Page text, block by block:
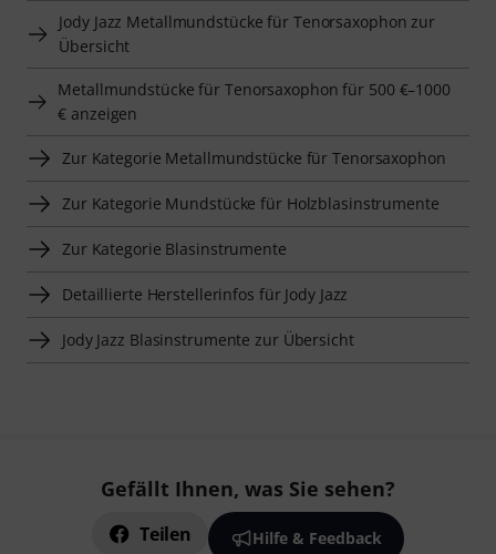
Jody Jazz Metallmundstücke für Tenorsaxophon zur
Übersicht
Metallmundstücke für Tenorsaxophon für 500 €–1000
€ anzeigen
Zur Kategorie Metallmundstücke für Tenorsaxophon
Zur Kategorie Mundstücke für Holzblasinstrumente
Zur Kategorie Blasinstrumente
Detaillierte Herstellerinfos für Jody Jazz
Jody Jazz Blasinstrumente zur Übersicht
Gefällt Ihnen, was Sie sehen?
Teilen Hilfe & Feedback